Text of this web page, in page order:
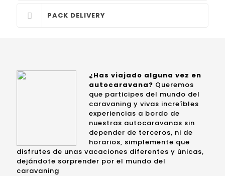
PACK DELIVERY
¿Has viajado alguna vez en
autocaravana? Queremos
que participes del mundo del
caravaning y vivas increíbles
experiencias a bordo de
nuestras autocaravanas sin
depender de terceros, ni de
horarios, simplemente que
disfrutes de unas vacaciones diferentes y únicas,
dejándote sorprender por el mundo del
caravaning